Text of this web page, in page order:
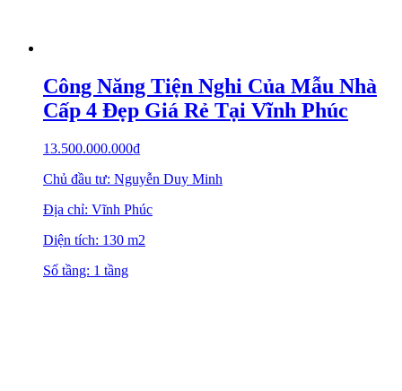
Công Năng Tiện Nghi Của Mẫu Nhà
Cấp 4 Đẹp Giá Rẻ Tại Vĩnh Phúc
13.500.000.000₫
Chủ đầu tư: Nguyễn Duy Minh
Địa chỉ: Vĩnh Phúc
Diện tích: 130 m2
Số tầng: 1 tầng